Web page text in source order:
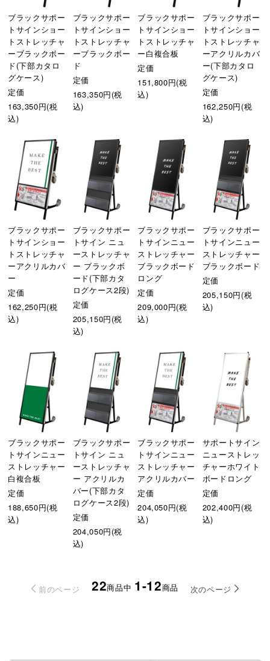
ブラックサポー
トサインショー
トストレッチャ
ーブラックボー
ド(下部カタロ
グケース)
定価
163,350円(税
込)
ブラックサポー
トサインショー
トストレッチャ
ーブラックボー
ド
定価
163,350円(税
込)
ブラックサポー
トサインショー
トストレッチャ
ー白複合板
定価
151,800円(税
込)
ブラックサポー
トサインショー
トストレッチャ
ーアクリルカバ
ー(下部カタロ
グケース)
定価
162,250円(税
込)
ブラックサポー
トサインショー
トストレッチャ
ーアクリルカバ
ー
定価
162,250円(税
込)
ブラックサポー
トサイン ニュ
ーストレッチャ
ー ブラックボ
ード(下部カタ
ログケース2段)
定価
205,150円(税
込)
ブラックサポー
トサインニュー
ストレッチャー
ブラックボード
ロング
定価
209,000円(税
込)
ブラックサポー
トサインニュー
ストレッチャー
ブラックボード
定価
205,150円(税
込)
ブラックサポー
トサインニュー
ストレッチャー
白複合板
定価
188,650円(税
込)
ブラックサポー
トサイン ニュ
ーストレッチャ
ー アクリルカ
バー(下部カタ
ログケース2段)
定価
204,050円(税
込)
ブラックサポー
トサインニュー
ストレッチャー
アクリルカバー
定価
204,050円(税
込)
サポートサイン
ニューストレッ
チャーホワイト
ボードロング
定価
202,400円(税
込)
前のページ 22商品中 1-12商品 次のページ